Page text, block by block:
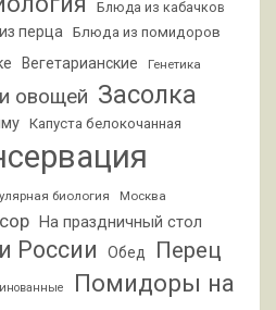
Блюда из кабачков
перца Блюда из помидоров
Вегетарианские Генетика
овощей Засолка
Капуста белокочанная
биология Москва
На праздничный стол
России Обед
Перец
Помидоры на